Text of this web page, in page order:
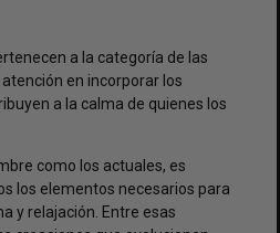
a la categoría de las
en incorporar los
a la calma de quienes los
como los actuales, es
los elementos necesarios para
y relajación. Entre esas